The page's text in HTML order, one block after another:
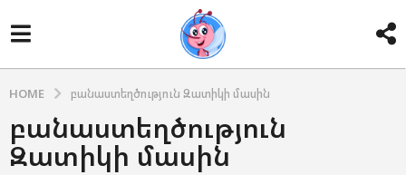
HOME բանաստեղծություն Զատիկի մասին
բանաստեղծություն
Զատիկի մասին